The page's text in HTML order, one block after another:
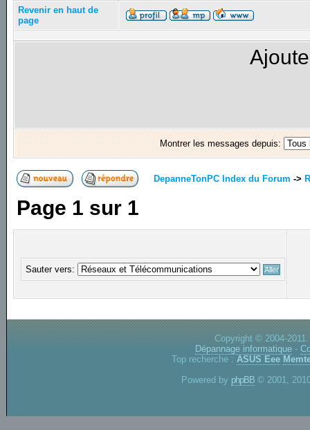
Revenir en haut de
page
Montrer les messages depuis:
DepanneTonPC Index du Forum ->
Page 1 sur 1
Sauter vers:
Copyright © 2004-
Dépannage informatique -
Top recherche : ASUS Eee
Powered by phpBB © 2001,